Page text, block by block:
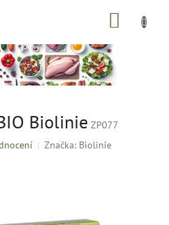
Biolinie ZP077
Značka: Biolinie